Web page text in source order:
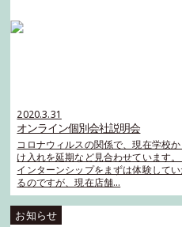
2020.3.31
オンライン個別会社説明会
コロナウィルスの関係で、現在学校
け入れを延期など見合わせています
インターンシップをまずは体験して
るのですが、現在店舗…